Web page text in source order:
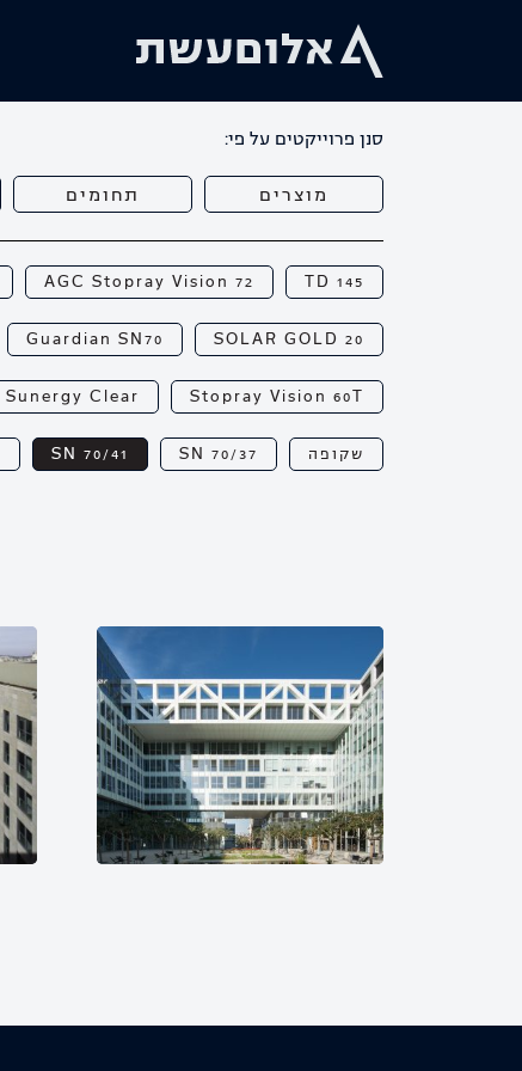
סנן פרוייקטים על פי:
מוצרים תחומים
TD 145
AGC Stopray Vision 72
SOLAR GOLD 20
Guardian SN70
Stopray Vision 60T
Sunergy Clear
שקופה SN 70/37
SN 70/41